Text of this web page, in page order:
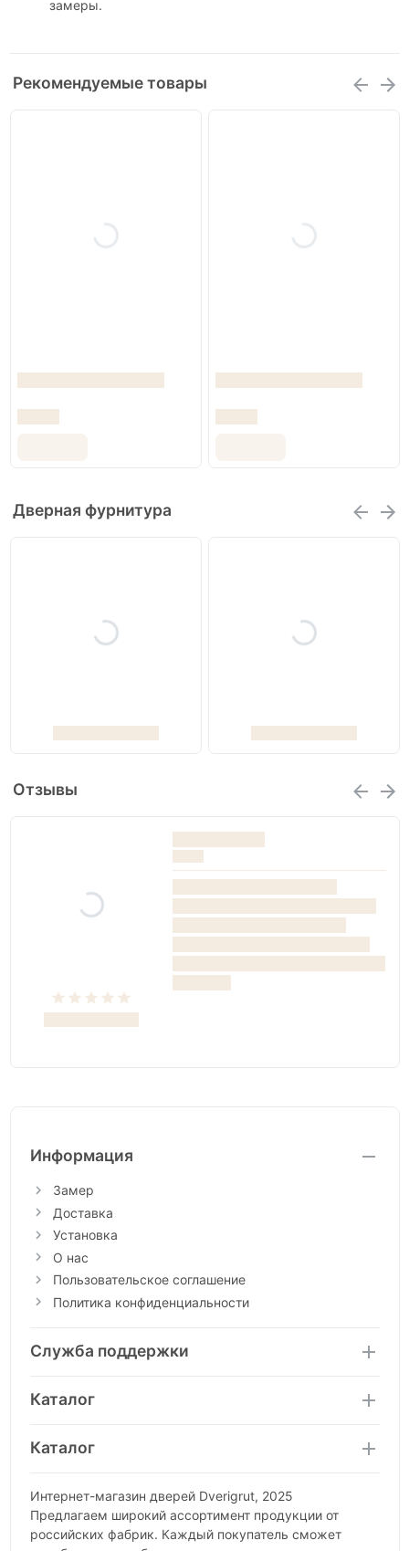
замеры.
Рекомендуемые товары
Дверная фурнитура
Отзывы
Информация
Замер
Доставка
Установка
О нас
Пользовательское соглашение
Политика конфиденциальности
Служба поддержки
Каталог
Каталог
Интернет-магазин дверей Dverigrut, 2025
Предлагаем широкий ассортимент продукции от
российских фабрик. Каждый покупатель сможет